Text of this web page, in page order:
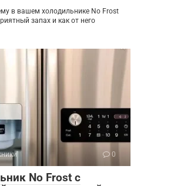
в вашем холодильнике No Frost
запах и как от него
0
No Frost с